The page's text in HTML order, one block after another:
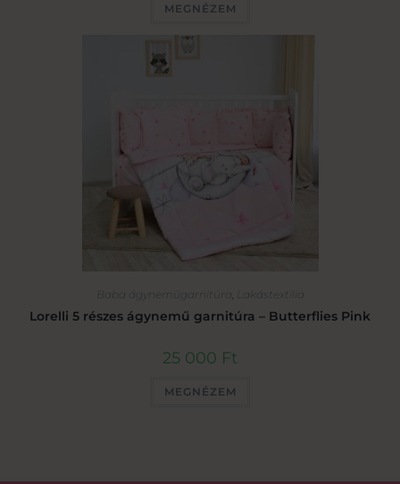
MEGNÉZEM
Baba ágyneműgarnitúra, Lakástextília
Lorelli 5 részes ágynemű garnitúra – Butterflies Pink
25 000 Ft
MEGNÉZEM